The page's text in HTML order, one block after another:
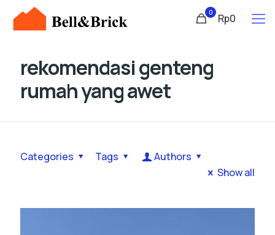
0 Rp0
rekomendasi genteng
rumah yang awet
Categories Tags
Authors
Show all